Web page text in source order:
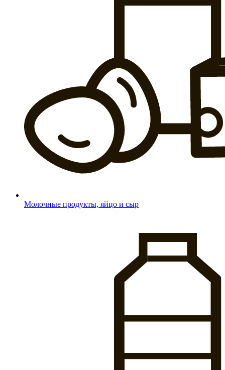
Молочные продукты, яйцо и сыр